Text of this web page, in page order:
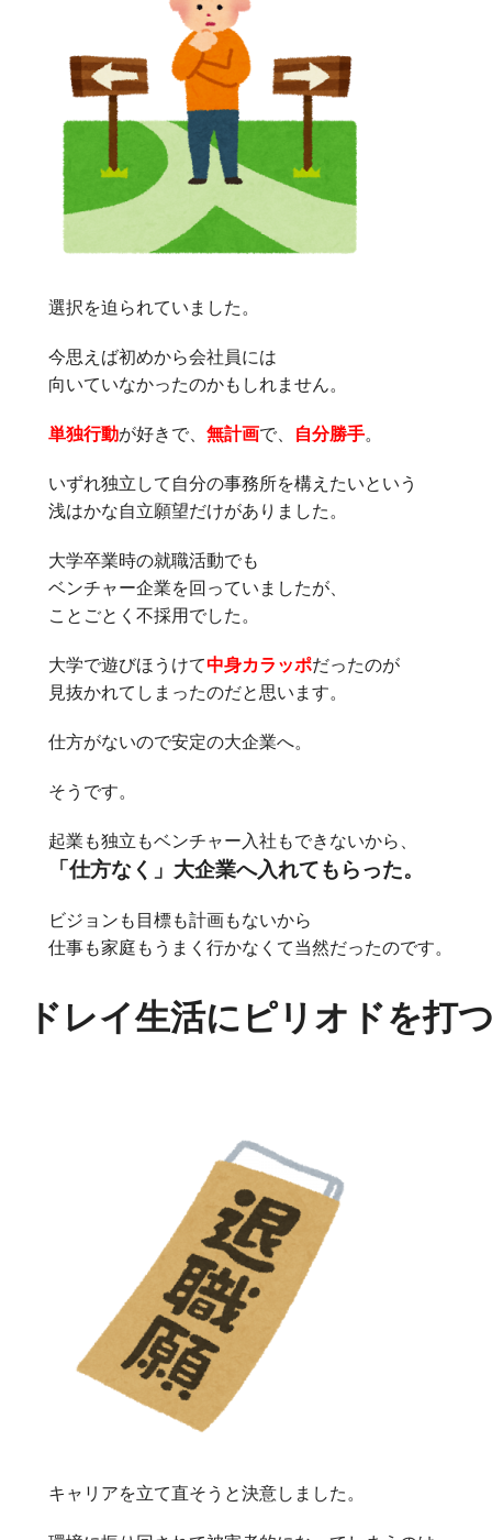
選択を迫られていました。
今思えば初めから会社員には
向いていなかったのかもしれません。
単独行動が好きで、 無計画で、 自分勝手。
いずれ独立して自分の事務所を構えたいという
浅はかな自立願望だけがありました。
大学卒業時の就職活動でも
ベンチャー企業を回っていましたが、
ことごとく不採用でした。
大学で遊びほうけて中身カラッポだったのが
見抜かれてしまったのだと思います。
仕方がないので安定の大企業へ。
そうです。
起業も独立もベンチャー入社もできないから、
「仕方なく」大企業へ入れてもらった。
ビジョンも目標も計画もないから
仕事も家庭もうまく行かなくて当然だったのです。
ドレイ生活にピリオドを打
キャリアを立て直そうと決意しました。